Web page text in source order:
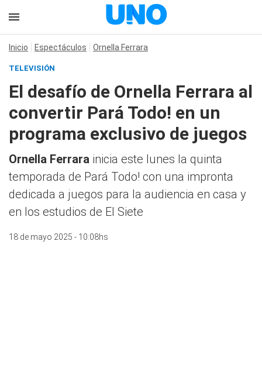
Inicio Espectáculos Ornella Ferrara
TELEVISIÓN
El desafío de Ornella Ferrara al
convertir Pará Todo! en un
programa exclusivo de juegos
Ornella Ferrara inicia este lunes la quinta
temporada de Pará Todo! con una impronta
dedicada a juegos para la audiencia en casa y
en los estudios de El Siete
18 de mayo 2025 - 10:08hs